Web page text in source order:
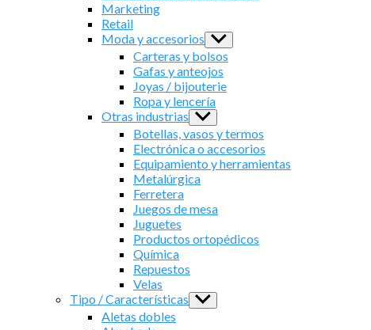
Marketing
Retail
Moda y accesorios Show
sub
menu
Carteras y bolsos
Gafas y anteojos
Joyas / bijouterie
Ropa y lencería
Otras industrias Show
sub
menu
Botellas, vasos y termos
Electrónica o accesorios
Equipamiento y herramientas
Metalúrgica
Ferretera
Juegos de mesa
Juguetes
Productos ortopédicos
Química
Repuestos
Velas
Tipo / Características Show
sub
Aletas dobles